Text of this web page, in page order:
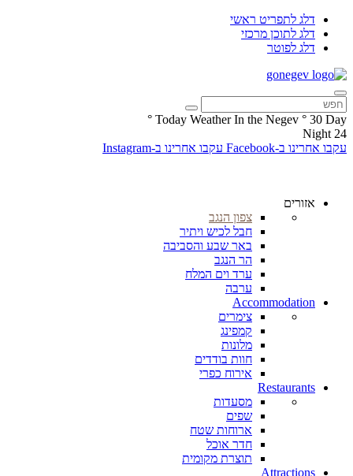
דלג לתפריט ראשי
דלג לתוכן מרכזי
דלג לפוטר
Today Weather In the Negev ° 30 Day
°
24
Night
עקבו אחרינו ב-Facebook
עקבו אחרינו ב-Instagram
אזורים
צפון הנגב
חבל לכיש ויתיר
באר שבע והסביבה
הר הנגב
ערד וים המלח
ערבה
Accommodation
צימרים
קמפינג
מלונות
חוות בודדים
אירוח כפרי
Restaurants
מסעדות
שפים
ארוחות שטח
חדר אוכל
תוצרת מקומית
Attractions